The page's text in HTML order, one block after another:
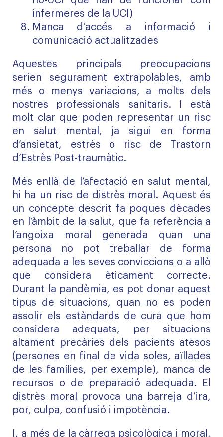
infermeres de la UCI)
Manca d'accés a informació i
comunicació actualitzades
Aquestes principals preocupacions
serien segurament extrapolables, amb
més o menys variacions, a molts dels
nostres professionals sanitaris. I està
molt clar que poden representar un risc
en salut mental, ja sigui en forma
d’ansietat, estrès o risc de Trastorn
d’Estrès Post-traumàtic.
Més enllà de l’afectació en salut mental,
hi ha un risc de distrès moral. Aquest és
un concepte descrit fa poques dècades
en l’àmbit de la salut, que fa referència a
l’angoixa moral generada quan una
persona no pot treballar de forma
adequada a les seves conviccions o a allò
que considera èticament correcte.
Durant la pandèmia, es pot donar aquest
tipus de situacions, quan no es poden
assolir els estàndards de cura que hom
considera adequats, per situacions
altament precàries dels pacients atesos
(persones en final de vida soles, aïllades
de les famílies, per exemple), manca de
recursos o de preparació adequada. El
distrès moral provoca una barreja d’ira,
por, culpa, confusió i impotència.
I, a més de la càrrega psicològica i moral,